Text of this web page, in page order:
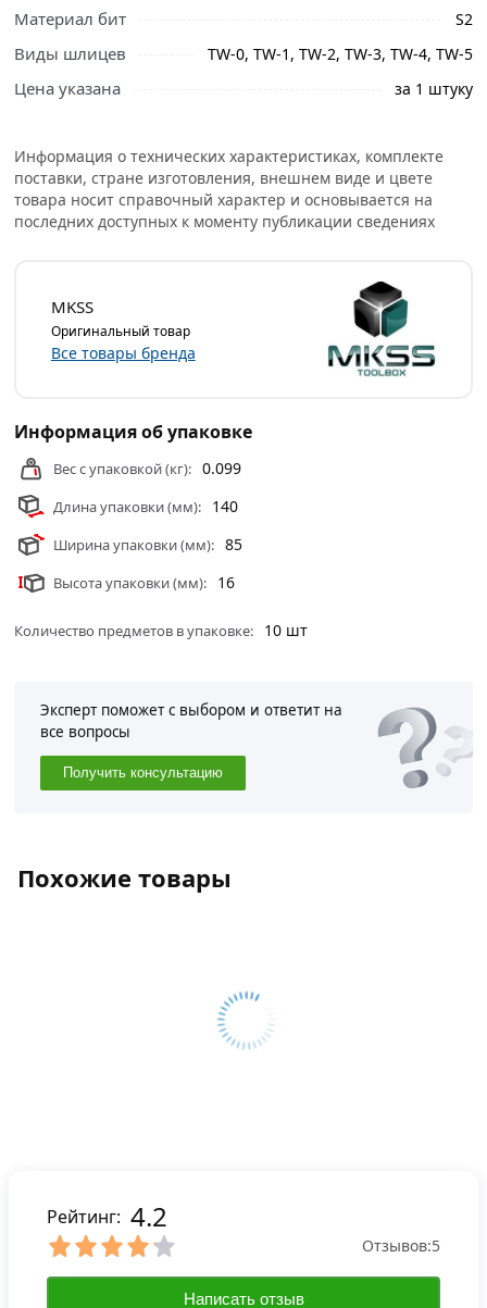
профессиональные менеджеры обработают заказ и
свяжутся с Вами для согласования условий доставки
усилия инструмента на саморез. Бита односторонняя.
Шестигранный хвостовик 1/4'' обеспечивает крепление
в инструменте: в стандартных трехкулачковых патронах
Профессиональные торсионные магнитные биты
изготовлены из высококачественной японской
инструментальной стали S2, имеющие фосфатное
Условия доставки и цены на товар Набор торсионных
магнитных бит MKSS Toolbox TRI-WING 50мм, 10шт
MK2815 из категории
области.
Материал бит S2
Виды шлицев TW-0, TW-1, TW-2, TW-3, TW-4, TW-5
Цена указана за 1 штуку
Информация о технических характеристиках, комплекте
поставки, стране изготовления, внешнем виде и цвете
товара носит справочный характер и основывается на
последних доступных к моменту публикации сведениях
MKSS
Оригинальный товар
Все товары бренда
Информация об упаковке
Вес с упаковкой (кг): 0.099
Длина упаковки (мм): 140
Ширина упаковки (мм): 85
Высота упаковки (мм): 16
Количество предметов в упаковке: 10 шт
Эксперт поможет с выбором и ответит на
все вопросы
Получить консультацию
Похожие товары
Рейтинг: 4.2
Отзывов:5
Написать отзыв